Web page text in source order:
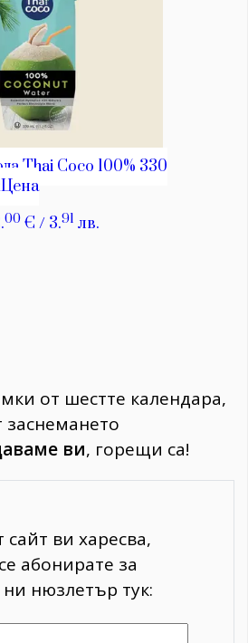
от шестте календара,
заснемането
ви, горещи са!
ви харесва,
абонирате за
нюзлетър тук: